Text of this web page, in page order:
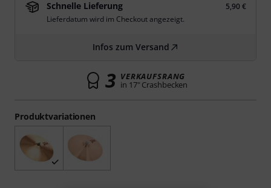
Produktvariationen
Schnelle Lieferung
5,90 €
Lieferdatum wird im Checkout angezeigt.
Infos zum Versand
3 VERKAUFSRANG
in 17" Crashbecken